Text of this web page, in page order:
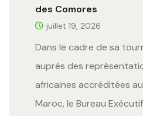
des Comores
juillet 19, 2026
Dans le cadre de sa
auprès des
africaines accréditées
Maroc, le Bureau